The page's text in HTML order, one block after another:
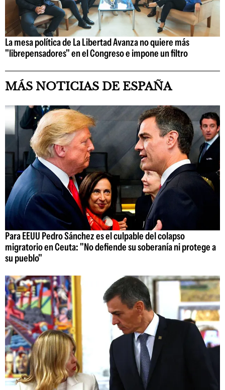
La mesa política de La Libertad Avanza no quiere más
"librepensadores" en el Congreso e impone un filtro
MÁS NOTICIAS DE ESPAÑA
Para EEUU Pedro Sánchez es el culpable del colapso
migratorio en Ceuta: "No defiende su soberanía ni protege a
su pueblo"